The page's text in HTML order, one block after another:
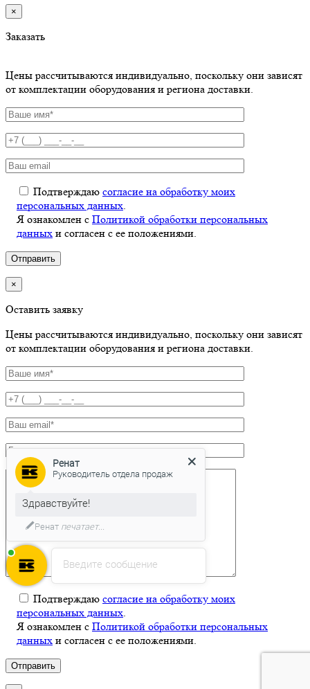
×
Заказать
Цены рассчитываются индивидуально, поскольку они зависят
от комплектации оборудования и региона доставки.
Подтверждаю согласие на обработку моих
персональных данных.
Я ознакомлен с Политикой обработки персональных
данных и согласен с ее положениями.
×
Оставить заявку
Цены рассчитываются индивидуально, поскольку они зависят
от комплектации оборудования и региона доставки.
Подтверждаю согласие на обработку моих
персональных данных.
Я ознакомлен с Политикой обработки персональных
данных и согласен с ее положениями.
Введите сообщение
Ренат
Руководитель отдела продаж
Здравствуйте!
Ренатпечатает...